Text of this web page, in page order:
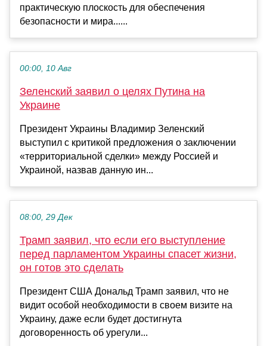
практическую плоскость для обеспечения
безопасности и мира......
00:00, 10 Авг
Зеленский заявил о целях Путина на
Украине
Президент Украины Владимир Зеленский
выступил с критикой предложения о заключении
«территориальной сделки» между Россией и
Украиной, назвав данную ин...
08:00, 29 Дек
Трамп заявил, что если его выступление
перед парламентом Украины спасет жизни,
он готов это сделать
Президент США Дональд Трамп заявил, что не
видит особой необходимости в своем визите на
Украину, даже если будет достигнута
договоренность об урегули...